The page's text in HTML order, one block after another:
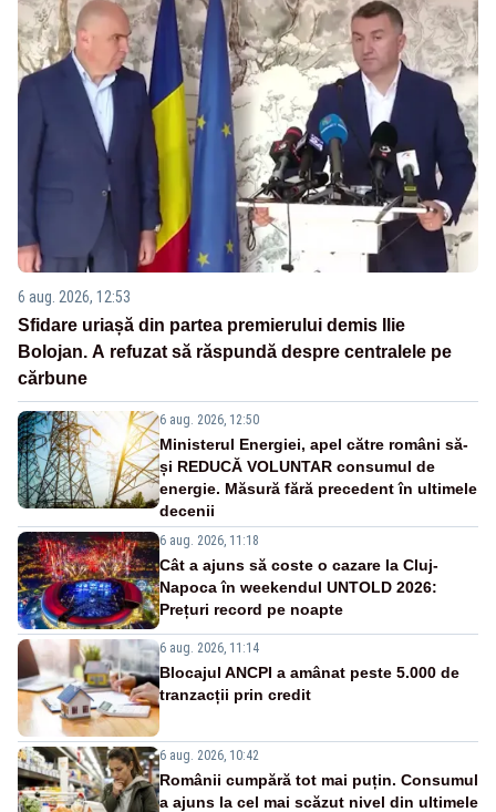
6 aug. 2026, 12:53
Sfidare uriașă din partea premierului demis Ilie
Bolojan. A refuzat să răspundă despre centralele pe
cărbune
6 aug. 2026, 12:50
Ministerul Energiei, apel către români să-
și REDUCĂ VOLUNTAR consumul de
energie. Măsură fără precedent în ultimele
decenii
6 aug. 2026, 11:18
Cât a ajuns să coste o cazare la Cluj-
Napoca în weekendul UNTOLD 2026:
Prețuri record pe noapte
6 aug. 2026, 11:14
Blocajul ANCPI a amânat peste 5.000 de
tranzacții prin credit
6 aug. 2026, 10:42
Românii cumpără tot mai puțin. Consumul
a ajuns la cel mai scăzut nivel din ultimele